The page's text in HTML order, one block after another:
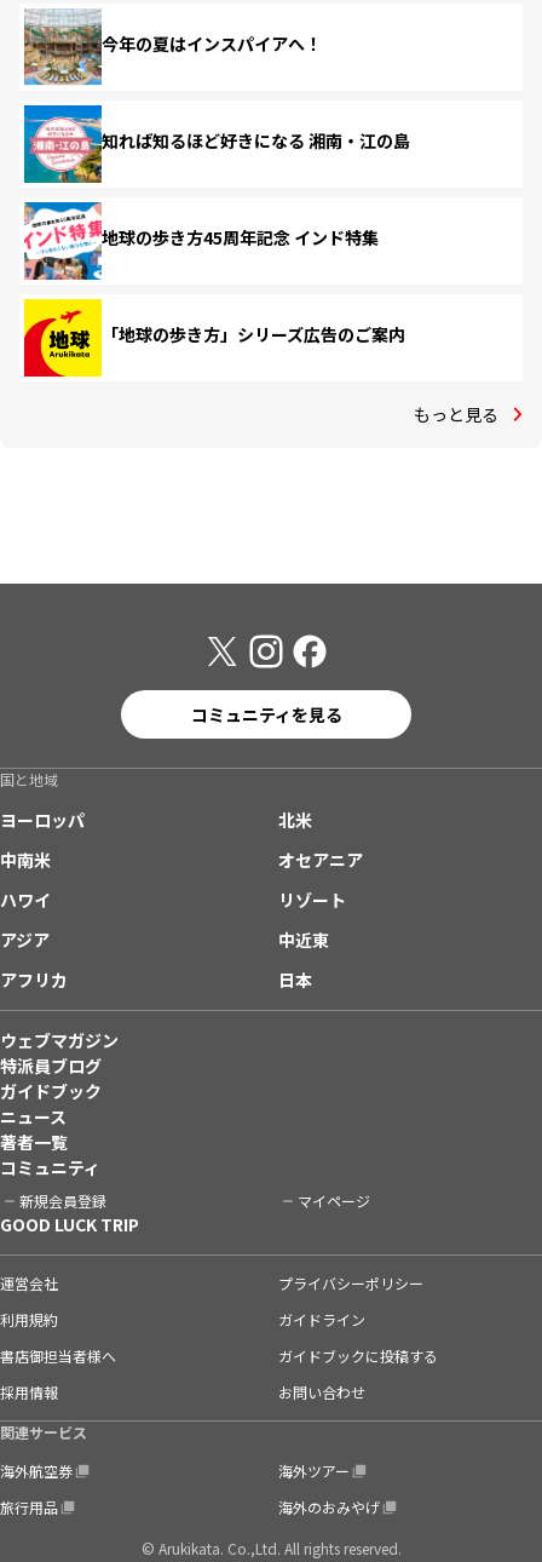
今年の夏はインスパイアへ！
知れば知るほど好きになる 湘南・江の島
地球の歩き方45周年記念 インド特集
「地球の歩き方」シリーズ広告のご案内
もっと見る
コミュニティを見る
国と地域
ヨーロッパ
北米
中南米
オセアニア
ハワイ
リゾート
アジア
中近東
アフリカ
日本
ウェブマガジン
特派員ブログ
ガイドブック
ニュース
著者一覧
コミュニティ
新規会員登録 マイページ
GOOD LUCK TRIP
運営会社
プライバシーポリシー
利用規約
ガイドライン
書店御担当者様へ
ガイドブックに投稿する
採用情報
お問い合わせ
関連サービス
海外航空券
海外ツアー
旅行用品
海外のおみやげ
© Arukikata. Co.,Ltd. All rights reserved.